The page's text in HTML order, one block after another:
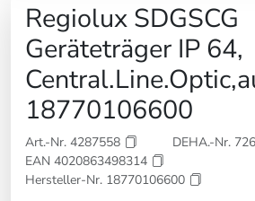
Regiolux SDGSCG
Geräteträger IP 64,
18770106600
Art.-Nr. 4287558
DEHA.-Nr.
EAN 4020863498314
Hersteller-Nr. 18770106600